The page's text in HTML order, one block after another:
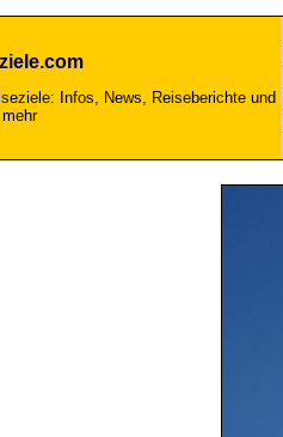
Infos, News, Reiseberichte und
mehr